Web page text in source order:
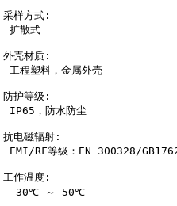
采样方式:
扩散式
外壳材质:
工程塑料，金属外壳
防护等级:
抗电磁辐射:
工作温度: